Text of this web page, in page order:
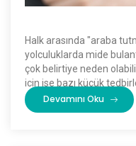
Halk arasında "araba
yolculuklarda mide
çok belirtiye neden
için ise bazı küçük
Devamını Oku